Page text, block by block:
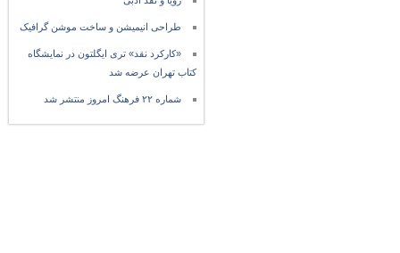
طراحی انیمیشن و ساخت موشن گرافیک
«کارکرد نقد» تری ایگلتون در نمایشگاه
کتاب تهران عرضه شد
شماره ۲۲ فرهنگ امروز منتشر شد